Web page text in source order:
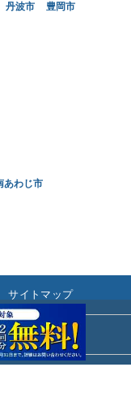
丹波市 豊岡市
あわじ市
サイトマップ
会社概要